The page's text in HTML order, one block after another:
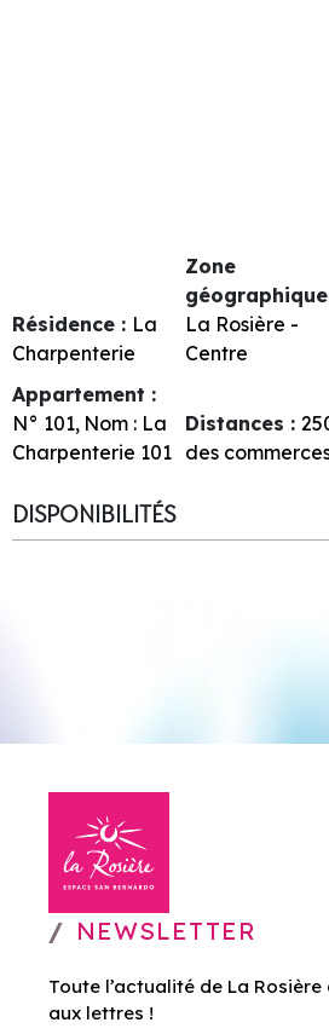
Résidence : La
Charpenterie
Zone
La Rosière -
Centre
Appartement :
N° 101 Nom : La
Charpenterie 101
Distances :
des
DISPONIBILITÉS
NEWSLETTER
Toute l’actualité de La
aux lettres !